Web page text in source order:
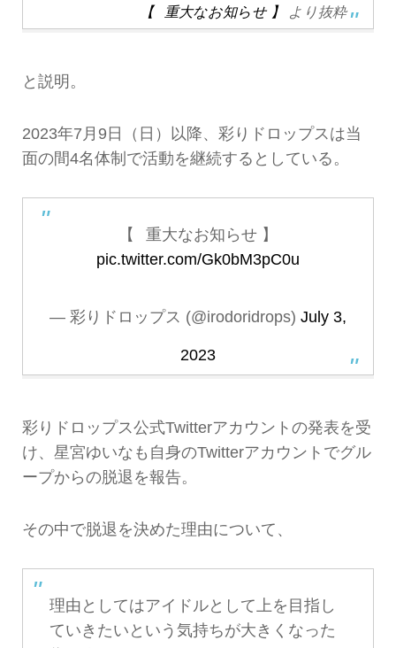
【⠀重大なお知らせ 】 より抜粋
と説明。
2023年7月9日（日）以降、彩りドロップスは当
面の間4名体制で活動を継続するとしている。
【⠀重大なお知らせ 】
pic.twitter.com/Gk0bM3pC0u
— 彩りドロップス (@irodoridrops) July 3,
2023
彩りドロップス公式Twitterアカウントの発表を受
け、星宮ゆいなも自身のTwitterアカウントでグル
ープからの脱退を報告。
その中で脱退を決めた理由について、
理由としてはアイドルとして上を目指し
ていきたいという気持ちが大きくなった